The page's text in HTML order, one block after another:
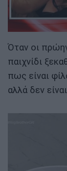
Όταν οι
παιχνίδι
πως είναι
αλλά δεν